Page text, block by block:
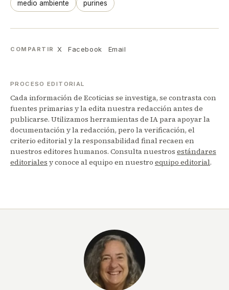
medio ambiente purines
COMPARTIR X Facebook Email
PROCESO EDITORIAL
Cada información de Ecoticias se investiga, se contrasta con
fuentes primarias y la edita nuestra redacción antes de
publicarse. Utilizamos herramientas de IA para apoyar la
documentación y la redacción, pero la verificación, el
criterio editorial y la responsabilidad final recaen en
nuestros editores humanos. Consulta nuestros estándares
editoriales y conoce al equipo en nuestro equipo editorial.